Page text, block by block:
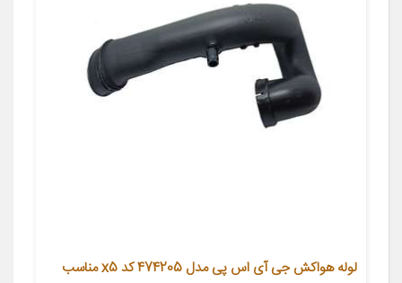
لوله هواکش جی آی اس پی مدل 474205 کد x5 مناسب